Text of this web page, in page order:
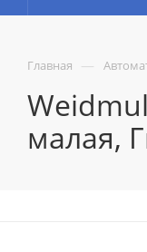
Главная —
малая,